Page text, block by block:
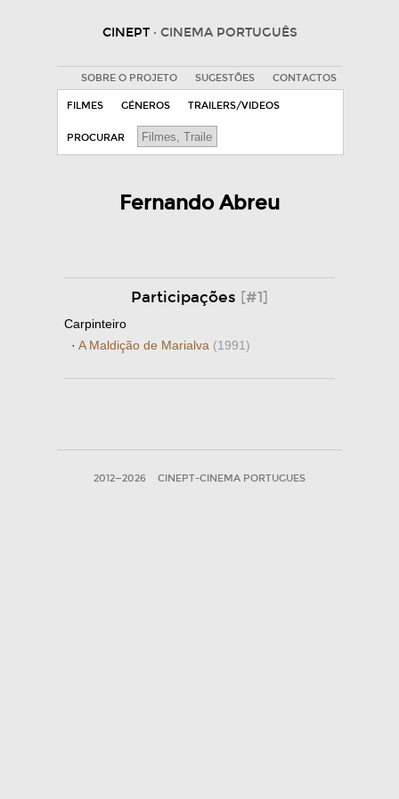
CINEPT · CINEMA PORTUGUÊS
SOBRE O PROJETO SUGESTÕES CONTACTOS
FILMES GÉNEROS TRAILERS/VIDEOS
PROCURAR
Fernando Abreu
Participações [#1]
Carpinteiro
· A Maldição de Marialva (1991)
2012—2026 CINEPT-CINEMA PORTUGUES